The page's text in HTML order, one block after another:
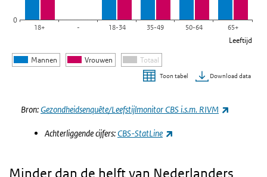
Leeftijd
Mannen Vrouwen Totaal
0
18+ - 18-34 35-49 50-64 65+
Toon tabel Download data
Bron: Gezondheidsenquête/Leefstijlmonitor CBS i.s.m. RIVM
Achterliggende cijfers: CBS-StatLine
Minder dan de helft van Nederlanders